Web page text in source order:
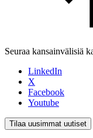
Seuraa kansainvälisiä
LinkedIn
X
Facebook
Youtube
Tilaa uusimmat uutiset